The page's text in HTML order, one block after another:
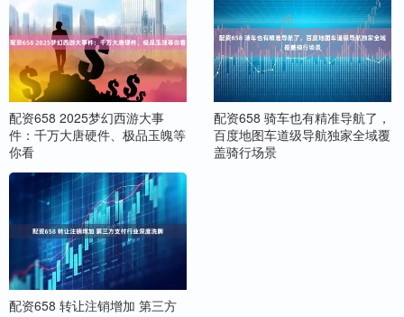
配资658 2025梦幻西游大事
件：千万大唐硬件、极品玉魄等
你看
配资658 骑车也有精准导航了，
百度地图车道级导航独家全域覆
盖骑行场景
配资658 转让注销增加 第三方